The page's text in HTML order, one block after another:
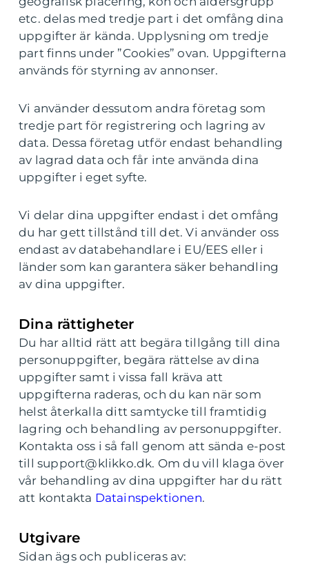
etc. delas med tredje part i det omfång dina
uppgifter är kända. Upplysning om tredje
part finns under ”Cookies” ovan. Uppgifterna
används för styrning av annonser.
Vi använder dessutom andra företag som
tredje part för registrering och lagring av
data. Dessa företag utför endast behandling
av lagrad data och får inte använda dina
uppgifter i eget syfte.
Vi delar dina uppgifter endast i det omfång
du har gett tillstånd till det. Vi använder oss
endast av databehandlare i EU/EES eller i
länder som kan garantera säker behandling
av dina uppgifter.
Dina rättigheter
Du har alltid rätt att begära tillgång till dina
personuppgifter, begära rättelse av dina
uppgifter samt i vissa fall kräva att
uppgifterna raderas, och du kan när som
helst återkalla ditt samtycke till framtidig
lagring och behandling av personuppgifter.
Kontakta oss i så fall genom att sända e-post
till support@klikko.dk. Om du vill klaga över
vår behandling av dina uppgifter har du rätt
att kontakta Datainspektionen.
Utgivare
Sidan ägs och publiceras av: